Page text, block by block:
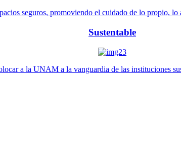
seguros, promoviendo el cuidado de lo propio,
Sustentable
a la UNAM a la vanguardia de las instituciones